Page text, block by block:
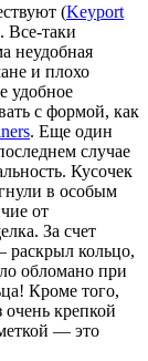
(Keyport
Все-таки
неудобная
и плохо
удобное
с формой, как
. Еще один
случае
Кусочек
в особым
от
За счет
раскрыл кольцо,
обломано при
Кроме того,
очень крепкой
— это